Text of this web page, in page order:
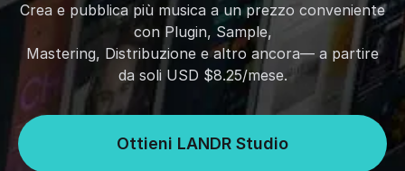
Crea e pubblica più musica a un prezzo conveniente
con Plugin, Sample,
Mastering, Distribuzione e altro ancora— a partire
da soli USD $8.25/mese.
Ottieni LANDR Studio